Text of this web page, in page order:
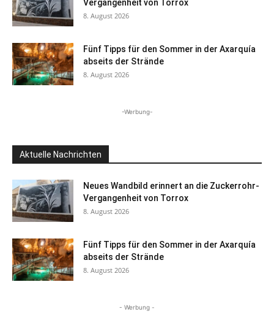
Vergangenheit von Torrox
8. August 2026
Fünf Tipps für den Sommer in der Axarquía
abseits der Strände
8. August 2026
-Werbung-
Aktuelle Nachrichten
Neues Wandbild erinnert an die Zuckerrohr-
Vergangenheit von Torrox
8. August 2026
Fünf Tipps für den Sommer in der Axarquía
abseits der Strände
8. August 2026
- Werbung -